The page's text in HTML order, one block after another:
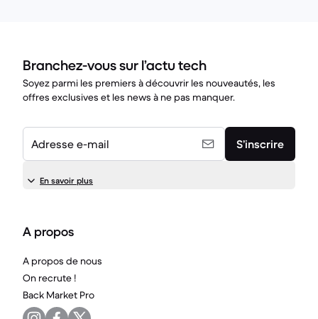
Branchez-vous sur l’actu tech
Soyez parmi les premiers à découvrir les nouveautés, les
offres exclusives et les news à ne pas manquer.
Adresse e-mail S’inscrire
En savoir plus
A propos
A propos de nous
On recrute !
Back Market Pro